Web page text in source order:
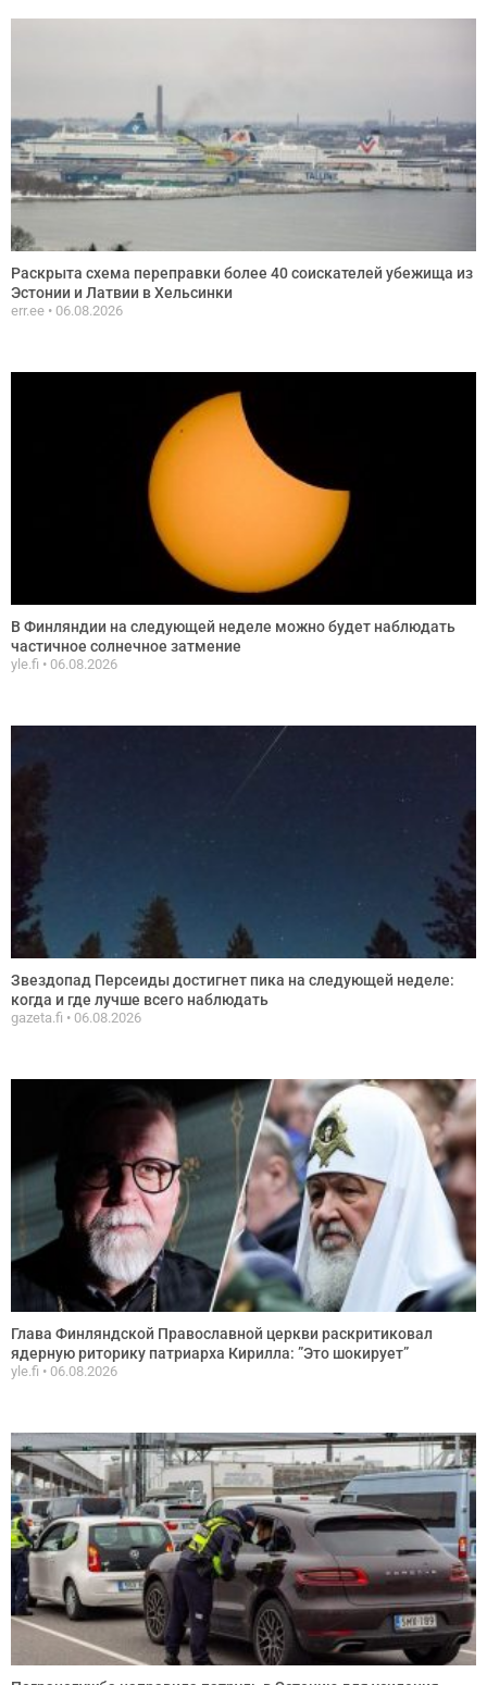
Раскрыта схема переправки более 40 соискателей убежища из
Эстонии и Латвии в Хельсинки
err.ee 06.08.2026
В Финляндии на следующей неделе можно будет наблюдать
частичное солнечное затмение
yle.fi 06.08.2026
Звездопад Персеиды достигнет пика на следующей неделе:
когда и где лучше всего наблюдать
gazeta.fi 06.08.2026
Глава Финляндской Православной церкви раскритиковал
ядерную риторику патриарха Кирилла: ”Это шокирует”
yle.fi 06.08.2026